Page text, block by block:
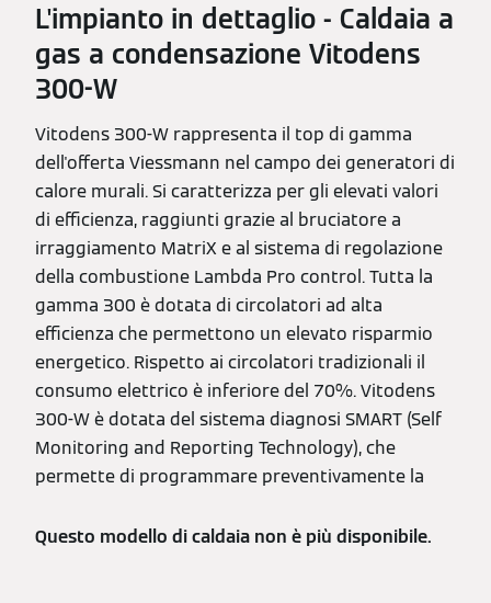
L'impianto in dettaglio - Caldaia a
gas a condensazione Vitodens
300-W
Vitodens 300-W rappresenta il top di gamma
dell'offerta Viessmann nel campo dei generatori di
calore murali. Si caratterizza per gli elevati valori
di efficienza, raggiunti grazie al bruciatore a
irraggiamento MatriX e al sistema di regolazione
della combustione Lambda Pro control. Tutta la
gamma 300 è dotata di circolatori ad alta
efficienza che permettono un elevato risparmio
energetico. Rispetto ai circolatori tradizionali il
consumo elettrico è inferiore del 70%. Vitodens
300-W è dotata del sistema diagnosi SMART (Self
Monitoring and Reporting Technology), che
permette di programmare preventivamente la
Questo modello di caldaia non è più disponibile.